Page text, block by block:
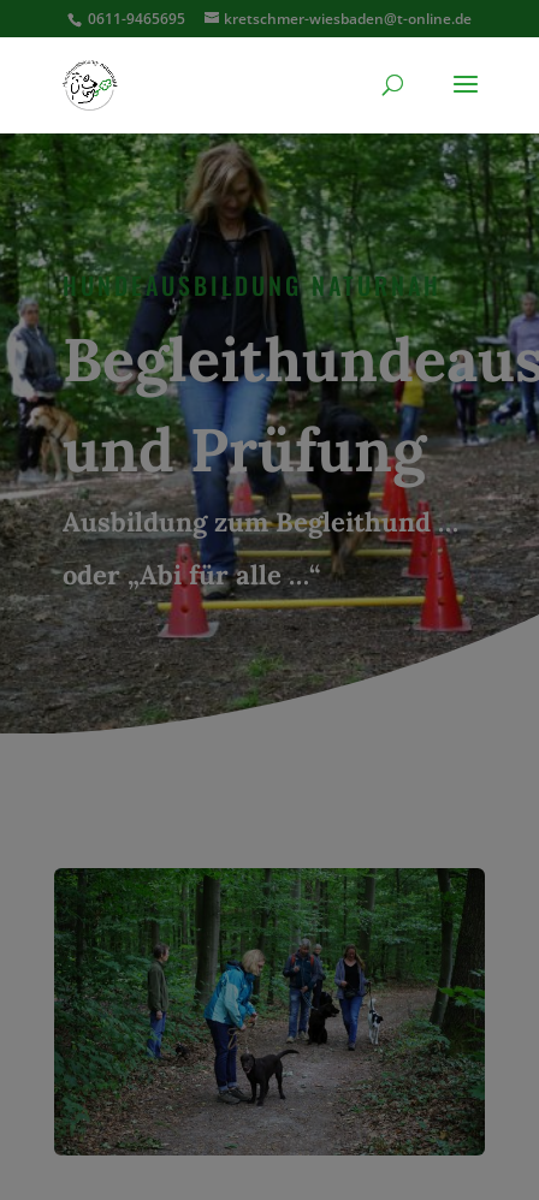
0611-9465695 kretschmer-wiesbaden@t-online.de
HUNDEAUSBILDUNG NATURNAH
und Prüfung
Ausbildung zum Begleithund …
oder „Abi für alle …“